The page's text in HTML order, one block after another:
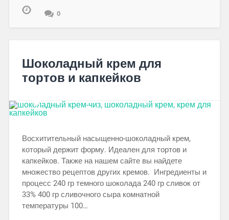
0
Шоколадный крем для
тортов и капкейков
Восхитительный насыщенно-шоколадный крем,
который держит форму. Идеален для тортов и
капкейков. Также на нашем сайте вы найдете
множество рецептов других кремов. Ингредиенты и
процесс 240 гр темного шоколада 240 гр сливок от
33% 400 гр сливочного сыра комнатной
температуры 100…